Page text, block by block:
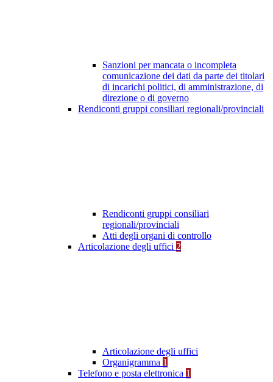
Sanzioni per mancata o incompleta
comunicazione dei dati da parte dei titolari
di incarichi politici, di amministrazione, di
direzione o di governo
Rendiconti gruppi consiliari regionali/provinciali
Rendiconti gruppi consiliari
regionali/provinciali
Atti degli organi di controllo
Articolazione degli uffici 2
Articolazione degli uffici
Organigramma 1
Telefono e posta elettronica 1